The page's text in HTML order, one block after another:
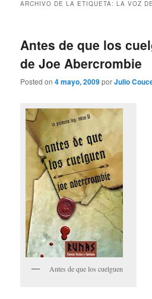
ARCHIVO DE LA ETIQUETA:LA VOZ
Antes de que los
de Joe Abercrombie
Posted on4 mayo, 2009porJulio
Antes de que los cuelguen